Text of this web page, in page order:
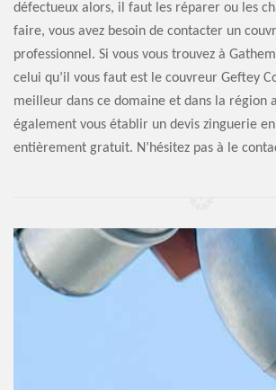
défectueux alors, il faut les réparer ou les
faire, vous avez besoin de contacter un
professionnel. Si vous vous trouvez à
celui qu’il vous faut est le couvreur Geftey
meilleur dans ce domaine et dans la région
également vous établir un devis zinguerie
entièrement gratuit. N’hésitez pas à le